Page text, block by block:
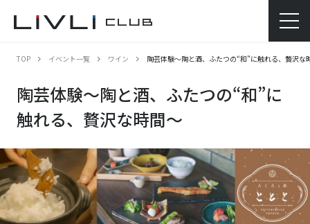
TOP イベント一覧 ワイン 陶芸体験～陶と酒、ふたつの“和”に触れる、贅沢な
陶芸体験～陶と酒、ふたつの“和”に
触れる、贅沢な時間～